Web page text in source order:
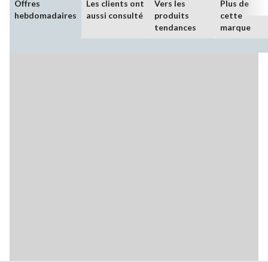
Offres
hebdomadaires
Les clients ont
aussi consulté
Vers les
produits
tendances
Plus de
cette
marque